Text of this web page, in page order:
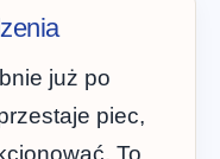
już po
piec,
To